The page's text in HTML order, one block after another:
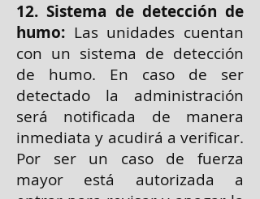
12. Sistema de detección de
humo: Las unidades cuentan
con un sistema de detección
de humo. En caso de ser
detectado la administración
será notificada de manera
inmediata y acudirá a verificar.
Por ser un caso de fuerza
mayor está autorizada a